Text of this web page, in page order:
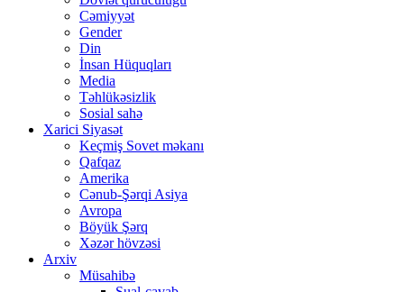
Cəmiyyət
Gender
Din
İnsan Hüquqları
Media
Təhlükəsizlik
Sosial sahə
Xarici Siyasət
Keçmiş Sovet məkanı
Qafqaz
Amerika
Cənub-Şərqi Asiya
Avropa
Böyük Şərq
Xəzər hövzəsi
Arxiv
Müsahibə